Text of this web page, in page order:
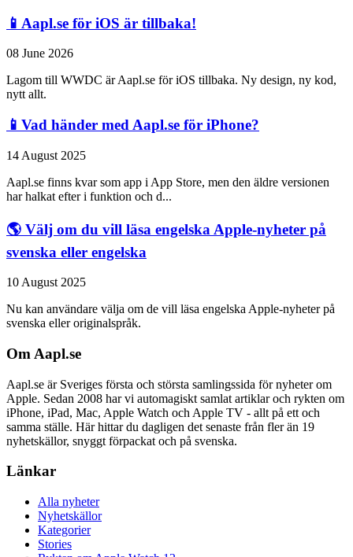
📱Aapl.se för iOS är tillbaka!
08 June 2026
Lagom till WWDC är Aapl.se för iOS tillbaka. Ny design, ny kod,
nytt allt.
📱Vad händer med Aapl.se för iPhone?
14 August 2025
Aapl.se finns kvar som app i App Store, men den äldre versionen
har halkat efter i funktion och d...
🌎 Välj om du vill läsa engelska Apple-nyheter på
svenska eller engelska
10 August 2025
Nu kan användare välja om de vill läsa engelska Apple-nyheter på
svenska eller originalspråk.
Om Aapl.se
Aapl.se är Sveriges första och största samlingssida för nyheter om
Apple. Sedan 2008 har vi automagiskt samlat artiklar och rykten om
iPhone, iPad, Mac, Apple Watch och Apple TV - allt på ett och
samma ställe. Här hittar du dagligen det senaste från fler än 19
nyhetskällor, snyggt förpackat och på svenska.
Länkar
Alla nyheter
Nyhetskällor
Kategorier
Stories